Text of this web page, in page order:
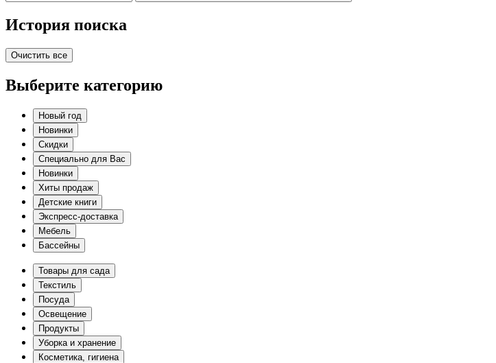
История поиска
Очистить все
Выберите категорию
Новый год
Новинки
Скидки
Специально для Вас
Новинки
Хиты продаж
Детские книги
Экспресс-доставка
Мебель
Бассейны
Товары для сада
Текстиль
Посуда
Освещение
Продукты
Уборка и хранение
Косметика, гигиена